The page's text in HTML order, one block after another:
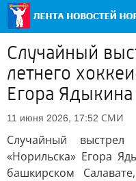
Случайный
летнего
Егора Ядыкина
11 июня 2026, 17:52 СМИ
Случайный выстрел
«Норильска» Егора
башкирском